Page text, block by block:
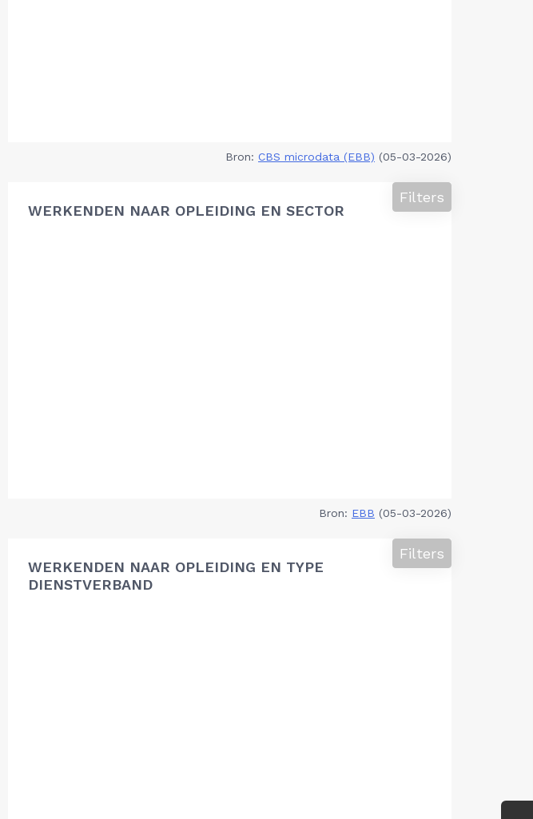
Bron: CBS microdata (EBB) (05-03-2026)
WERKENDEN NAAR OPLEIDING EN SECTOR
Filters
Bron: EBB (05-03-2026)
WERKENDEN NAAR OPLEIDING EN TYPE
DIENSTVERBAND
Filters